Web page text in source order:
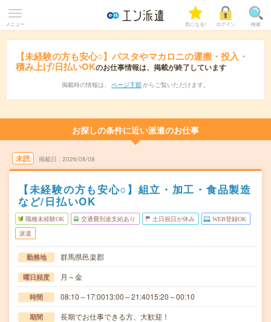
メニュー 気になる! ログイン 検索
【未経験の方も安心○】パスタやマカロニの運搬・投入・
積み上げ/日払いOKのお仕事情報は、掲載が終了しています
掲載時の情報は、 ページ下部 からご覧いただけます。
お探しの条件に近い派遣のお仕事
未読 掲載日 2026/08/08
【未経験の方も安心○】組立・加工・食品製造
など/日払いOK
職種未経験OK 交通費別途支給あり 土日祝日が休み WEB登録OK
派遣
勤務地 群馬県邑楽郡
曜日頻度 月～金
時間 08:10～17:0013:00～21:4015:20～00:10
期間 長期でお仕事できる方、大歓迎！